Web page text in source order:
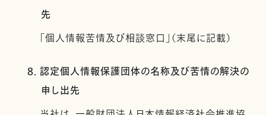
先
「個人情報苦情及び相談窓口」（末尾に記載）
8. 認定個人情報保護団体の名称及び苦情の解決の
申し出先